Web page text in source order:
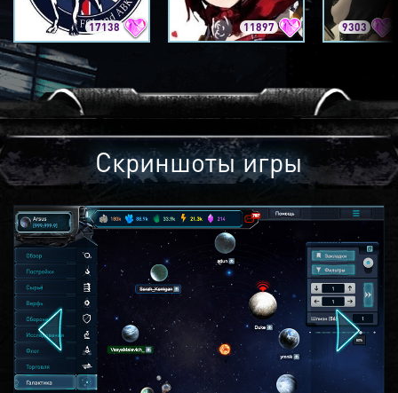
17138 11897 9303
Скриншоты игры